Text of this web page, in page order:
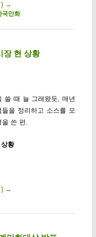
→
국만화
장 현 상황
쓸 때 늘 그래왔듯, 매년
을 정리하고 소스를 모
쓴 편.
황
→